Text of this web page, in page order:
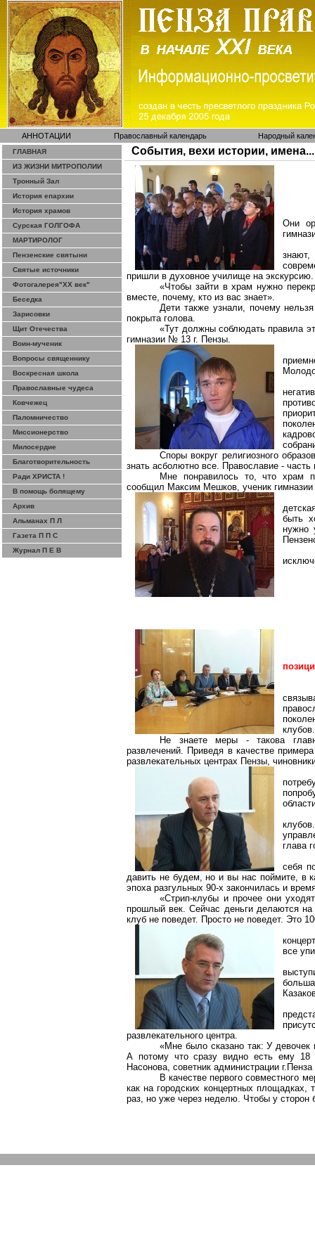
АННОТАЦИИ Православный календарь Народный
ГЛАВНАЯ
ИЗ ЖИЗНИ МИТРОПОЛИИ
Тронный Зал
История епархии
История храмов
Сурская ГОЛГОФА
МАРТИРОЛОГ
Пензенские святыни
Святые источники
Фотогалерея"ХХ век"
Беседка
Зарисовки
Щит Отечества
Воин-мученик
Вопросы священнику
Воскресная школа
Православные чудеса
Ковчежец
Паломничество
Миссионерство
Милосердие
Благотворительность
Ради ХРИСТА !
В помощь болящему
Архив
Альманах П Л
Газета П П С
Журнал П Е В
События, вехи истории, имена...
Они
пришли в духовное училище на экскурсию.
«Чтобы зайти в храм нужно
вместе, почему, кто из вас знает».
Дети также узнали, почему
покрыта голова.
«Тут должны соблюдать правила
гимназии № 13 г. Пензы.
Споры вокруг религиозного
знать асболютно все. Православие -
Мне понравилось то, что храм
сообщил Максим Мешков, ученик
быть
нужно
клубов.
Не знаете меры - такова
развлечений. Приведя в качестве
развлекательных центрах Пензы,
глава
себя
давить не будем, но и вы нас поймите, в
эпоха разгульных 90-х закончилась и
«Стрип-клубы и прочее они
прошлый век. Сейчас деньги делаютсяна
клуб не поведет. Просто не поведет. Это
все
развлекательного центра.
«Мне было сказано так: У
А потому что сразу видно есть ему 18
Насонова, советник администрации г.П
В качестве первого совместного
как на городских концертных
раз, но уже через неделю. Чтобы у сторон